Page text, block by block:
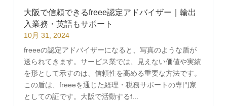
大阪で信頼できるfreee認定アドバイザー｜輸出
入業務・英語もサポート
10月 31, 2024
freeeの認定アドバイザーになると、写真のような盾が
送られてきます。サービス業では、見えない価値や実績
を形として示すのは、信頼性を高める重要な方法です。
この盾は、freeeを通じた経理・税務サポートの専門家
としての証です。大阪で活動するf...